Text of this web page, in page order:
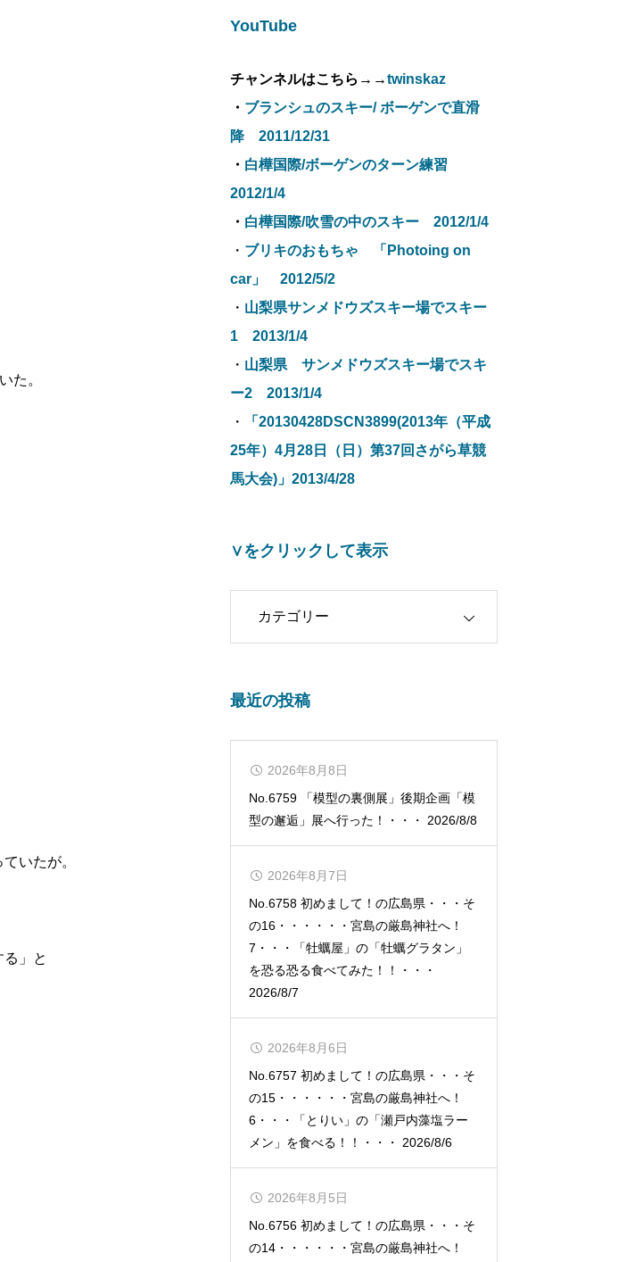
た。
いたが。
」と
YouTube
チャンネルはこちら→→twinskaz
・ ブランシュのスキー/ ボーゲンで直滑
降 2011/12/31
・ 白樺国際/ボーゲンのターン練習
2012/1/4
・ 白樺国際/吹雪の中のスキー 2012/1/4
・ ブリキのおもちゃ 「Photoing on
car」 2012/5/2
・ 山梨県サンメドウズスキー場でスキー
1 2013/1/4
・ 山梨県 サンメドウズスキー場でスキ
ー2 2013/1/4
・
「20130428DSCN3899(2013年（平成
25年）4月28日（日）第37回さがら草競
馬大会)」2013/4/28
∨をクリックして表示
最近の投稿
No.6759 「模型の裏側展」後期企画「模
型の邂逅」展へ行った！・・・ 2026/8/8
2026年8月8日
No.6758 初めまして！の広島県・・・そ
の16・・・・・・宮島の厳島神社へ！
7・・・「牡蠣屋」の「牡蠣グラタン」
を恐る恐る食べてみた！！・・・
2026/8/7
2026年8月7日
No.6757 初めまして！の広島県・・・そ
の15・・・・・・宮島の厳島神社へ！
6・・・「とりい」の「瀬戸内藻塩ラー
メン」を食べる！！・・・ 2026/8/6
2026年8月6日
No.6756 初めまして！の広島県・・・そ
の14・・・・・・宮島の厳島神社へ！
2026年8月5日